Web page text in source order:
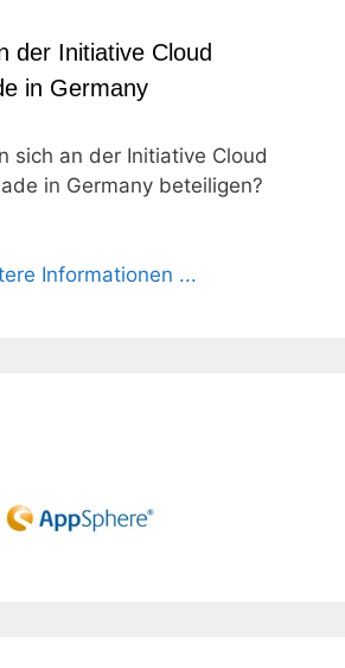
der Initiative Cloud
in Germany
sich an der Initiative Cloud
in Germany beteiligen?
Informationen ...